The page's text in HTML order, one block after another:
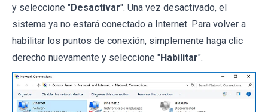
y seleccione "Desactivar". Una vez desactivado, el
sistema ya no estará conectado a Internet. Para volver a
habilitar los puntos de conexión, simplemente haga clic
derecho nuevamente y seleccione "Habilitar".